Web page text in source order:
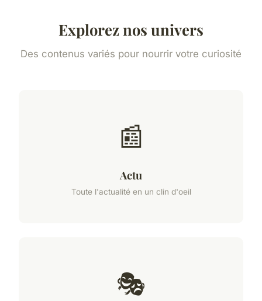
Explorez nos univers
Des contenus variés pour nourrir votre curiosité
📰
Actu
Toute l'actualité en un clin d'oeil
🎭